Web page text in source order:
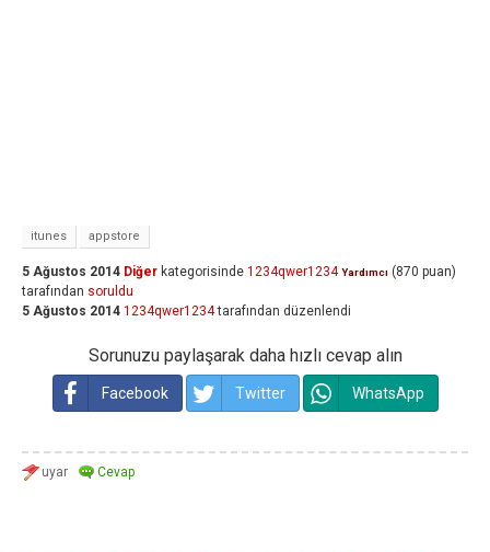
itunes appstore
5 Ağustos 2014 Diğer kategorisinde 1234qwer1234 Yardımcı (870 puan)
tarafından soruldu
5 Ağustos 2014 1234qwer1234tarafından düzenlendi
Sorunuzu paylaşarak daha hızlı cevap alın
Facebook Twitter WhatsApp